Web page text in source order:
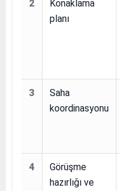
2
Konaklama
planı
3
Saha
koordinasyonu
4
Görüşme
hazırlığı ve